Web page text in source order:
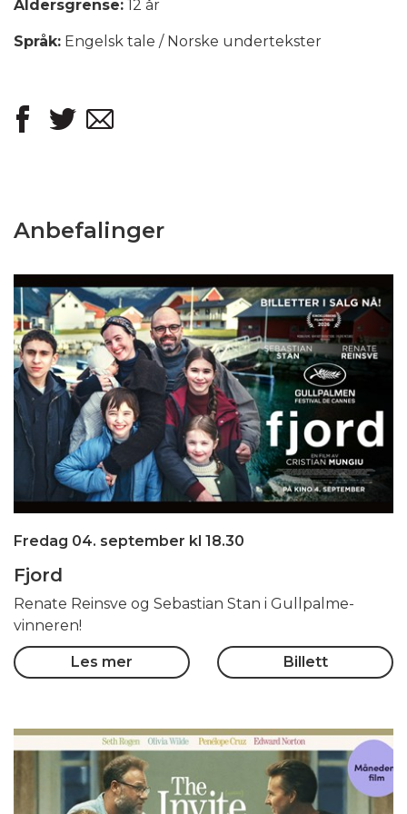
Aldersgrense: 12 år
Språk: Engelsk tale / Norske undertekster
Anbefalinger
Fredag 04. september kl 18.30
Fjord
Renate Reinsve og Sebastian Stan i Gullpalme-
vinneren!
Les mer Billett